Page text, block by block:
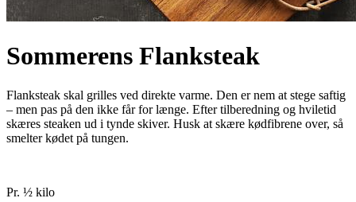
Sommerens Flanksteak
Flanksteak skal grilles ved direkte varme. Den er nem at stege saftig
– men pas på den ikke får for længe. Efter tilberedning og hviletid
skæres steaken ud i tynde skiver. Husk at skære kødfibrene over, så
smelter kødet på tungen.
Pr. ½ kilo